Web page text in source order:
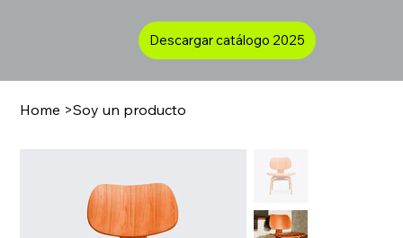
Descargar catálogo 2025
Home >Soy un producto